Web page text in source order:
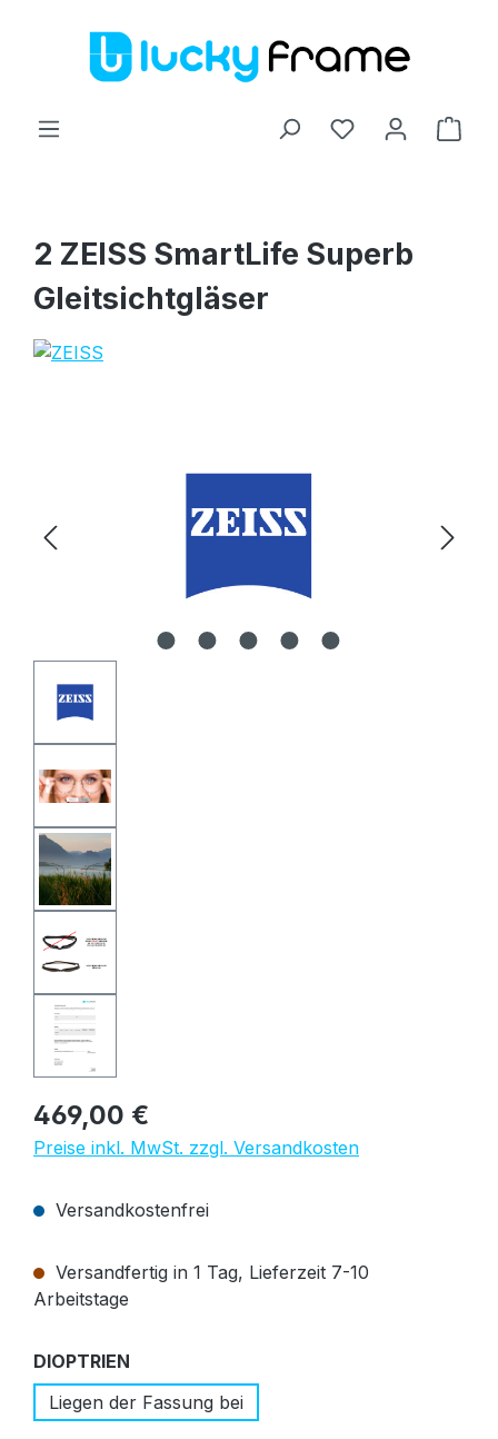
Zum Hauptinhalt springen
2 ZEISS SmartLife Superb
Gleitsichtgläser
Regulärer Preis:
469,00 €
Preise inkl. MwSt. zzgl. Versandkosten
Versandkostenfrei
Versandfertig in 1 Tag, Lieferzeit 7-10
Arbeitstage
DIOPTRIEN
Liegen der Fassung bei